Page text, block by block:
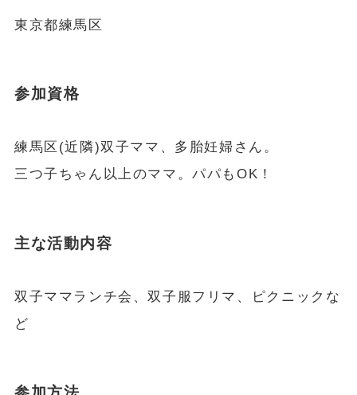
東京都練馬区
参加資格
練馬区(近隣)双子ママ、多胎妊婦さん。
三つ子ちゃん以上のママ。パパもOK！
主な活動内容
双子ママランチ会、双子服フリマ、ピクニックな
ど